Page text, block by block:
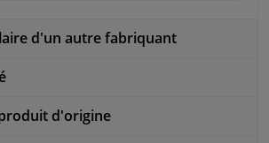
d'un autre fabriquant
d'origine